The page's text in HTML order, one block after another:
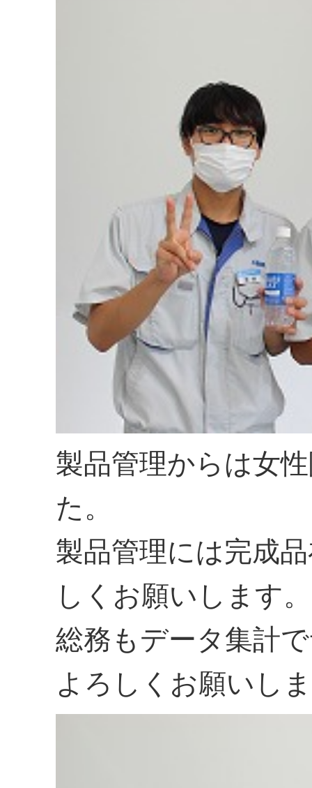
製品管理からは女
た。
製品管理には完成
しくお願いします。
総務もデータ集計
よろしくお願いし